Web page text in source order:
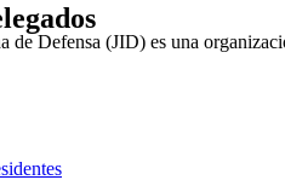
de Defensa (JID) es una